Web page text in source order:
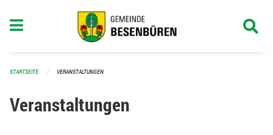
STARTSEITE VERANSTALTUNGEN
Veranstaltungen